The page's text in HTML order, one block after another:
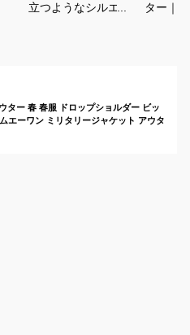
立つようなシルエッ
ター｜
ター 春 春服 ドロップショルダー ビッ
エーワン ミリタリージャケット アウタ